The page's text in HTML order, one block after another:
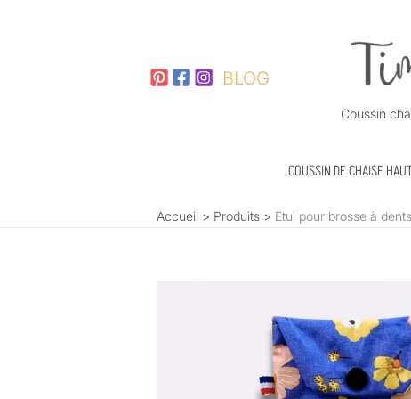
BLOG
Coussin
COUSSIN DE CHAISE
Accueil Produits Etui pour brosse à